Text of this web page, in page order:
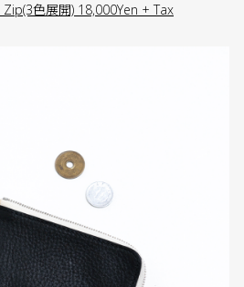
色展開) 18,000Yen + Tax